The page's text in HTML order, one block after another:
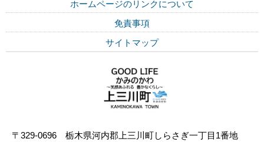
ホームページのリンクについて
免責事項
サイトマップ
〒329-0696 栃木県河内郡上三川町しらさぎ一丁目1番地